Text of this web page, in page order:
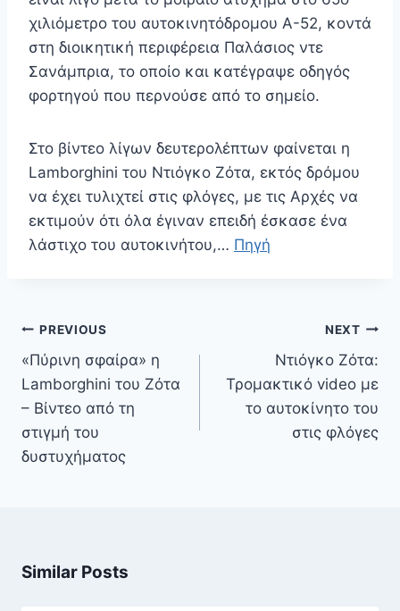
χιλιόμετρο του αυτοκινητόδρομου Α-52, κοντά
στη διοικητική περιφέρεια Παλάσιος ντε
Σανάμπρια, το οποίο και κατέγραψε οδηγός
φορτηγού που περνούσε από το σημείο.
Στο βίντεο λίγων δευτερολέπτων φαίνεται η
Lamborghini του Ντιόγκο Ζότα, εκτός δρόμου
να έχει τυλιχτεί στις φλόγες, με τις Αρχές να
εκτιμούν ότι όλα έγιναν επειδή έσκασε ένα
λάστιχο του αυτοκινήτου,… Πηγή
Πλοήγηση
άρθρων
PREVIOUS
«Πύρινη σφαίρα» η
Lamborghini του Ζότα
– Βίντεο από τη
στιγμή του
δυστυχήματος
NEXT
Ντιόγκο Ζότα:
Τρομακτικό video με
το αυτοκίνητο του
στις φλόγες
Similar Posts